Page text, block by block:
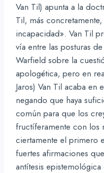
Van Til) apunta a la
Til, más
incapacidad». Van Til
vía entre las posturas
Warfield sobre la
apologética, pero en
Jaros) Van Til acaba en
negando que haya
común para que los
fructíferamente con los
ciertamente el primero
fuertes afirmaciones
antítesis